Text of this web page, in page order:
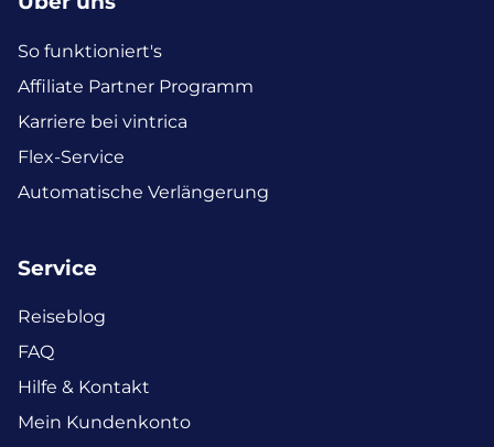
So funktioniert's
Affiliate Partner Programm
Karriere bei vintrica
Flex-Service
Automatische Verlängerung
Service
Reiseblog
FAQ
Hilfe & Kontakt
Mein Kundenkonto